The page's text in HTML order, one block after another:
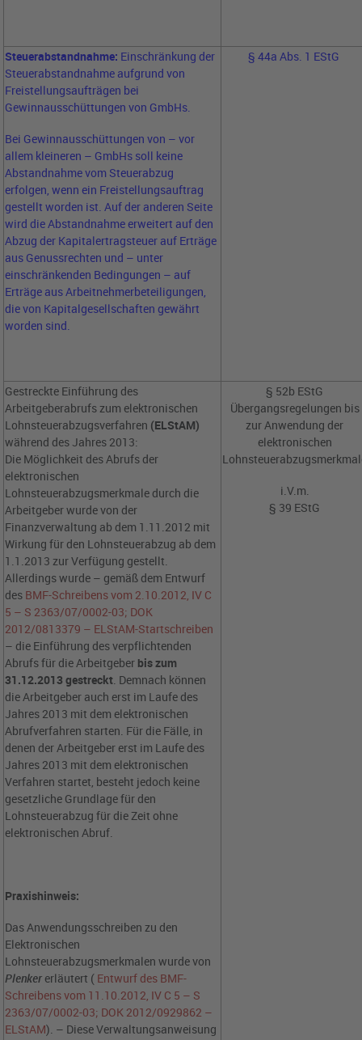
Steuerabstandnahme: Einschränkung der
Steuerabstandnahme aufgrund von
Freistellungsaufträgen bei
Gewinnausschüttungen von GmbHs.
Bei Gewinnausschüttungen von – vor
allem kleineren – GmbHs soll keine
Abstandnahme vom Steuerabzug
erfolgen, wenn ein Freistellungsauftrag
gestellt worden ist. Auf der anderen Seite
wird die Abstandnahme erweitert auf den
Abzug der Kapitalertragsteuer auf Erträge
aus Genussrechten und – unter
einschränkenden Bedingungen – auf
Erträge aus Arbeitnehmerbeteiligungen,
die von Kapitalgesellschaften gewährt
worden sind.
§ 44a Abs. 1 EStG
Gestreckte Einführung des
Arbeitgeberabrufs zum elektronischen
Lohnsteuerabzugsverfahren (ELStAM)
während des Jahres 2013:
Die Möglichkeit des Abrufs der
elektronischen
Lohnsteuerabzugsmerkmale durch die
Arbeitgeber wurde von der
Finanzverwaltung ab dem 1.11.2012 mit
Wirkung für den Lohnsteuerabzug ab dem
1.1.2013 zur Verfügung gestellt.
Allerdings wurde – gemäß dem Entwurf
des BMF-Schreibens vom 2.10.2012, IV C
5 – S 2363/07/0002-03; DOK
2012/0813379 – ELStAM-Startschreiben
– die Einführung des verpflichtenden
Abrufs für die Arbeitgeber bis zum
31.12.2013 gestreckt. Demnach können
die Arbeitgeber auch erst im Laufe des
Jahres 2013 mit dem elektronischen
Abrufverfahren starten. Für die Fälle, in
denen der Arbeitgeber erst im Laufe des
Jahres 2013 mit dem elektronischen
Verfahren startet, besteht jedoch keine
gesetzliche Grundlage für den
Lohnsteuerabzug für die Zeit ohne
elektronischen Abruf.
Praxishinweis:
Das Anwendungsschreiben zu den
Elektronischen
Lohnsteuerabzugsmerkmalen wurde von
Plenker erläutert ( Entwurf des BMF-
Schreibens vom 11.10.2012, IV C 5 – S
2363/07/0002-03; DOK 2012/0929862 –
ELStAM). – Diese Verwaltungsanweisung
§ 52b EStG
Übergangsregelungen bis
zur Anwendung der
elektronischen
i.V.m.
§ 39 EStG